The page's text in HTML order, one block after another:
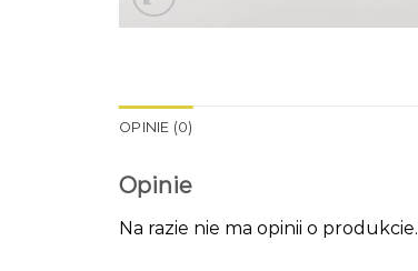
OPINIE (0)
Opinie
Na razie nie ma opinii o produkcie.